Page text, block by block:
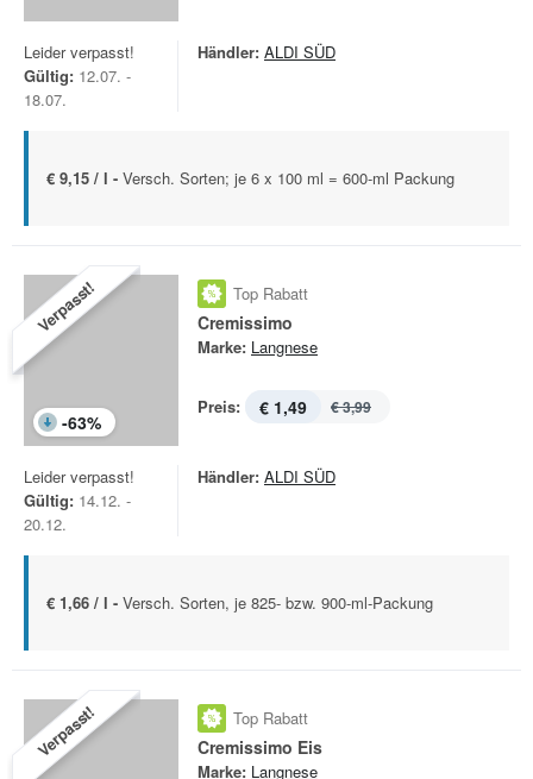
Leider verpasst!
Gültig: 12.07. -
18.07.
Händler: ALDI SÜD
€ 9,15 / l - Versch. Sorten; je 6 x 100 ml = 600-ml Packung
Verpasst!
-63%
Top Rabatt
Cremissimo
Marke: Langnese
Preis: € 1,49 € 3,99
Leider verpasst!
Gültig: 14.12. -
20.12.
Händler: ALDI SÜD
€ 1,66 / l - Versch. Sorten, je 825- bzw. 900-ml-Packung
Verpasst! Top Rabatt
Cremissimo Eis
Marke: Langnese